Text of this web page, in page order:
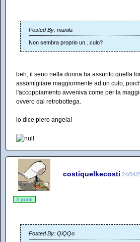
Posted By: manila
Non sembra proprio un...culo?
beh, il seno nella donna ha assunto quella
assomigliare maggiormente ad un culo,
l'accoppiamento avveniva come per la
ovvero dal retrobottega.
lo dice piero angela!
costiquelkecosti 24/04/
3 punti
Posted By: QiQQo